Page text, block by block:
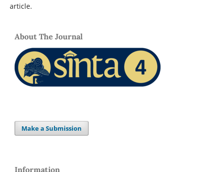
article.
About The Journal
Make a Submission
Information